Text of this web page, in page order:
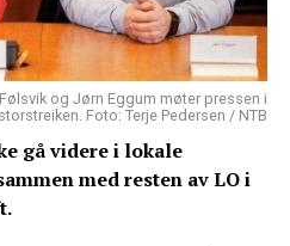
og Jørn Eggum møter pressen i
Foto: Terje Pedersen / NTB
gå videre i lokale
med resten av LO i